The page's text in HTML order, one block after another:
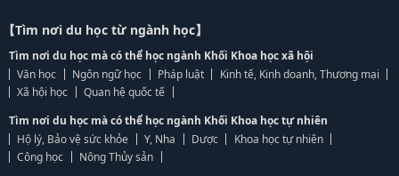
【Tìm nơi du học từ ngành học】
Tìm nơi du học mà có thể học ngành Khối Khoa học xã hội
Văn học
Ngôn ngữ học Pháp luật
Kinh tế, Kinh doanh, Thương mại
Xã hội học
Quan hệ quốc tế
Tìm nơi du học mà có thể học ngành Khối Khoa học tự nhiên
Hộ lý, Bảo vệ sức khỏe
Y, Nha Dược
Khoa học tự nhiên
Công học
Nông Thủy sản